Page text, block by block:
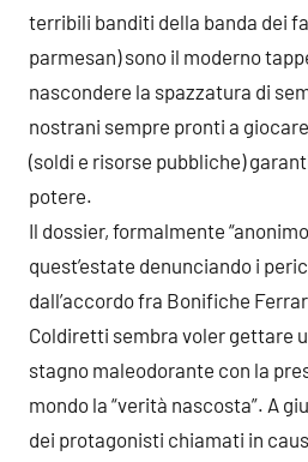
terribili banditi della banda dei
parmesan) sono il moderno
nascondere la spazzatura di
nostrani sempre pronti a
(soldi e risorse pubbliche)
potere.
Il dossier, formalmente
quest’estate denunciando i
dall’accordo fra Bonifiche
Coldiretti sembra voler gettare
stagno maleodorante con la
mondo la “verità nascosta”. A
dei protagonisti chiamati in